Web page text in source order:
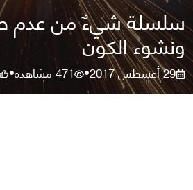
سلسلة شيءٌ من عدم
ونشوء الكون
29 أغسطس 2017 •
471مشاهدة•